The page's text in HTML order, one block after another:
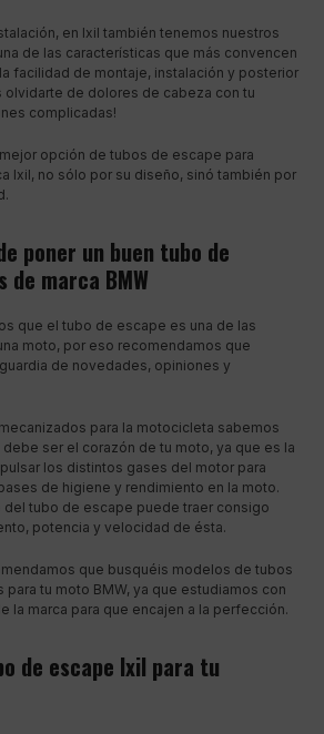
en Ixil también tenemos nuestros
de las características que más convencen
facilidad de montaje, instalación y posterior
olvidarte de dolores de cabeza con tu
complicadas!
opción de tubos de escape para
Ixil, no sólo por su diseño, sinó también por
poner un buen tubo de
de marca BMW
que el tubo de escape es una de las
moto, por eso recomendamos que
de novedades, opiniones y
para la motocicleta sabemos
ser el corazón de tu moto, ya que es la
los distintos gases del motor para
de higiene y rendimiento en la moto.
del tubo de escape puede traer consigo
potencia y velocidad de ésta.
que busquéis modelos de tubos
tu moto BMW, ya que estudiamos con
la marca para que encajen a la perfección.
de escape Ixil para tu